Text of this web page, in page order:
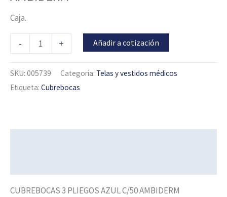
Caja.
- + Añadir a cotización
SKU: 005739 Categoría: Telas y vestidos médicos
Etiqueta: Cubrebocas
CUBREBOCAS 3 PLIEGOS AZUL C/50 AMBIDERM